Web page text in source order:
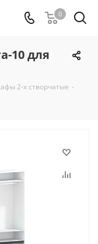
0
10 для
2-х створчатые -